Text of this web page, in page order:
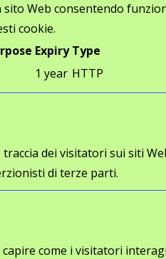
Web consentendo
cookie.
Expiry Type
1 year HTTP
dei visitatori sui siti
di terze parti.
come i visitatori